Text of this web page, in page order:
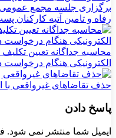
رفاه و تامین آتیه کارکنان
الکترونیکی هنگام
حذف تقاضاهای غیرواقعی
پاسخ دادن
ایمیل شما منتشر نمی شود.